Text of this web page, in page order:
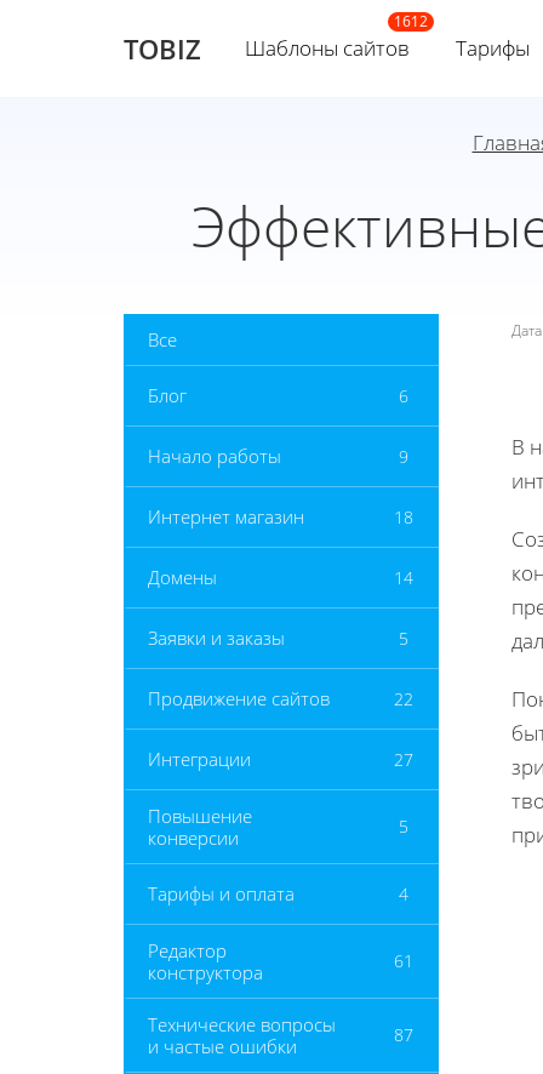
TOBIZ Шаблоны сайтов Тарифы
Все
Блог 6
Начало работы 9
Интернет магазин 18
Домены 14
Заявки и заказы 5
Продвижение сайтов 22
Интеграции 27
Повышение
конверсии
5
Тарифы и оплата 4
Редактор
конструктора
61
Технические вопросы
и частые ошибки
87
В